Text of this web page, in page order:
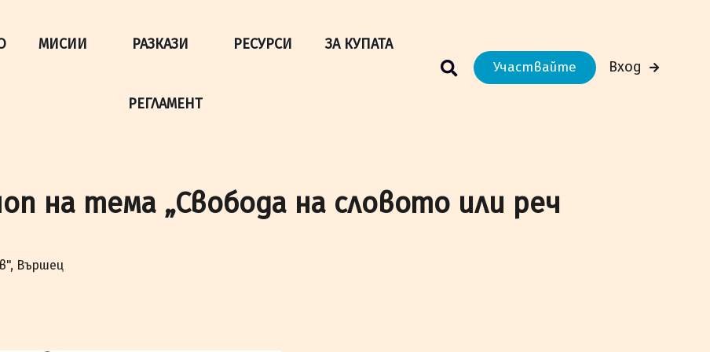
МИСИИ РАЗКАЗИ РЕСУРСИ ЗА КУПАТА
РЕГЛАМЕНТ
Участвайте Вход
на тема „Свобода на словото или реч
Вършец